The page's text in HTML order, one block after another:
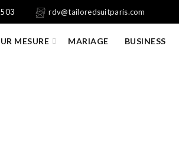
rdv@tailoredsuitparis.com
MESURE MARIAGE BUSINESS